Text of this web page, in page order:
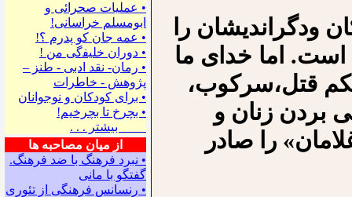
• عملیات صحرائی و
ابومسلم خراسانی!
• ﻋﻤﻪ ﺟﺎﻥ ﻛﻮ ﭘﺪﺭﻡ ؟!
• ﺩﻭﺭﺍﻥ ﺧﻠﻴﻔگی ﻣﻦ !
• رمان- نقد ادبی - طنز –
پژوهش - خاطرات
• ﺑﺮﺍﻯ ﻛﻮﺩﻛﺎﻥ ﻭ ﻧﻮﺟﻮﺍﻧﺎﻥ
• بچرخ تا بچرخیم!
بیشتر . . .
از میان مصاحبه ها
• نبرد فرهنگ با ضد فرهنگ.
گفتگو با ﻣﺎﻧﻰ
• رنسانس فرهنگی ‌از تئوری
ودگراندیشان را
است. اما خدای ما
قتل،سرکوب،
بردن زنان و
را صادر